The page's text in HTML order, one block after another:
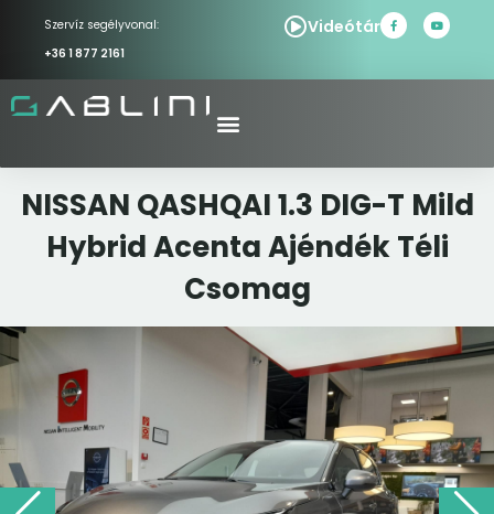
Szervíz segélyvonal:
+36 1 877 2161
Videótár
NISSAN QASHQAI 1.3 DIG-T Mild
Hybrid Acenta Ajéndék Téli
Csomag